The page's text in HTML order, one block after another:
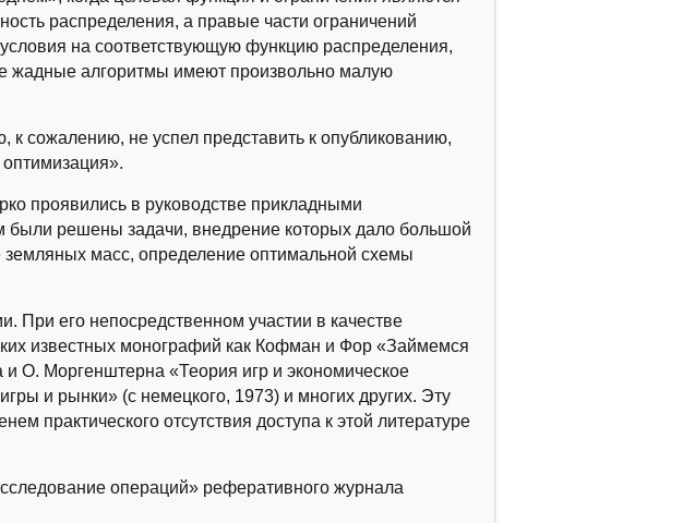
распределения, а правые части ограничений
на соответствующую функцию распределения,
жадные алгоритмы имеют произвольно малую
сожалению, не успел представить к опубликованию,
проявились в руководстве прикладными
были решены задачи, внедрение которых дало большой
земляных масс, определение оптимальной схемы
его непосредственном участии в качестве
известных монографий как Кофман и Фор «Займемся
О. Моргенштерна «Теория игр и экономическое
и рынки» (с немецкого, 1973) и многих других. Эту
практического отсутствия доступа к этой литературе
операций» реферативного журнала